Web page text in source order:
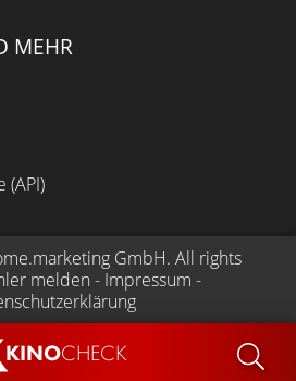
KINOCHECK
MEHR
(API)
GmbH. All rights
melden - Impressum -